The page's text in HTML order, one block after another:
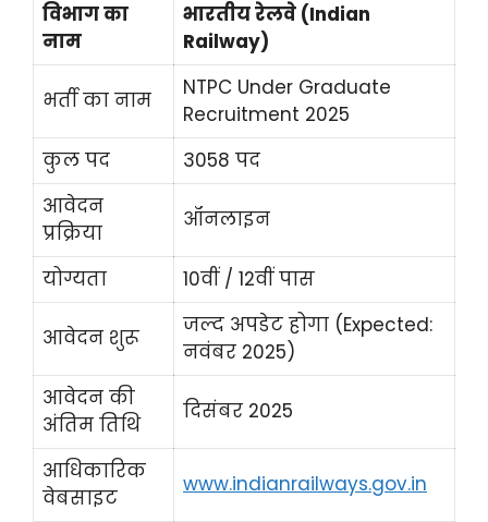
विभाग का
नाम
भारतीय रेलवे (Indian
Railway)
भर्ती का नाम
NTPC Under Graduate
Recruitment 2025
कुल पद
3058 पद
आवेदन
प्रक्रिया
ऑनलाइन
योग्यता 10वीं / 12वीं पास
आवेदन शुरू
जल्द अपडेट होगा (Expected:
नवंबर 2025)
आवेदन की
अंतिम तिथि
दिसंबर 2025
आधिकारिक
वेबसाइट
www.indianrailways.gov.in